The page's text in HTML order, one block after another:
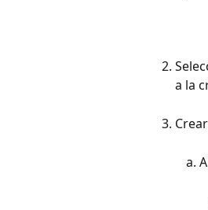
a la